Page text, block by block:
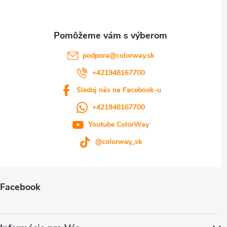
Facebook
podpora@colorway.sk
+421948167700
Sleduj nás na Facebook-u
+421948167700
Youtube ColorWay
@colorway_sk